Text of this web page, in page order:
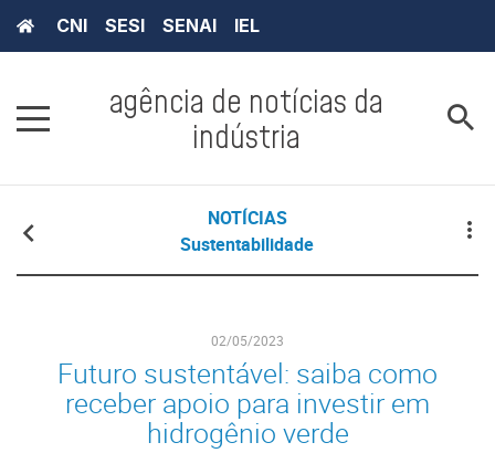
CNI SESI SENAI IEL
agência de notícias da
indústria
NOTÍCIAS
Sustentabilidade
02/05/2023
Futuro sustentável: saiba como
receber apoio para investir em
hidrogênio verde